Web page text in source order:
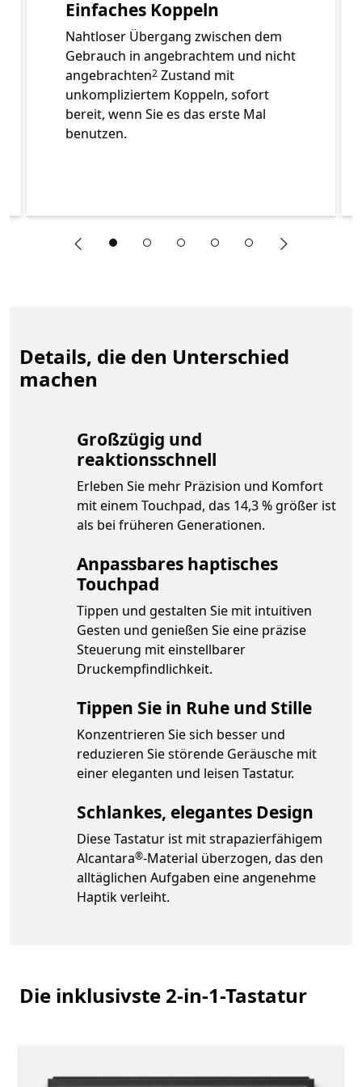
"Vorherige Folie" "Nächste
Einfaches Koppeln
Nahtloser Übergang zwischen dem
Gebrauch in angebrachtem und nicht
angebrachten
Footnote
2 Zustand mit
unkompliziertem Koppeln, sofort
bereit, wenn Sie es das erste Mal
benutzen.
Details, die den Unterschied
machen
Großzügig und
reaktionsschnell
Erleben Sie mehr Präzision und Komfort
mit einem Touchpad, das 14,3 % größer ist
als bei früheren Generationen.
Anpassbares haptisches
Touchpad
Tippen und gestalten Sie mit intuitiven
Gesten und genießen Sie eine präzise
Steuerung mit einstellbarer
Druckempfindlichkeit.
Tippen Sie in Ruhe und Stille
Konzentrieren Sie sich besser und
reduzieren Sie störende Geräusche mit
einer eleganten und leisen Tastatur.
Schlankes, elegantes Design
Diese Tastatur ist mit strapazierfähigem
Alcantara
Footnote
®-Material überzogen, das den
alltäglichen Aufgaben eine angenehme
Haptik verleiht.
Die inklusivste 2-in-1-Tastatur